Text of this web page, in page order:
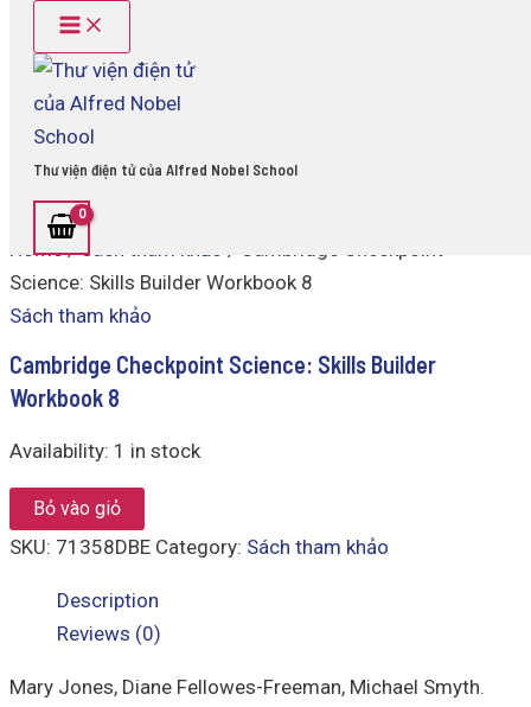
content
Main
Menu
Thư viện điện tử của Alfred Nobel School
Home/Sách tham khảo / Cambridge Checkpoint
Science: Skills Builder Workbook 8
Sách tham khảo
Cambridge Checkpoint Science: Skills Builder
Workbook 8
Availability: 1 in stock
Checkpoint
Science:
Builder
Workbook
quantity
Bỏ vào giỏ
SKU: 71358DBE Category: Sách tham khảo
Description
Reviews (0)
Mary Jones, Diane Fellowes-Freeman, Michael Smyth.